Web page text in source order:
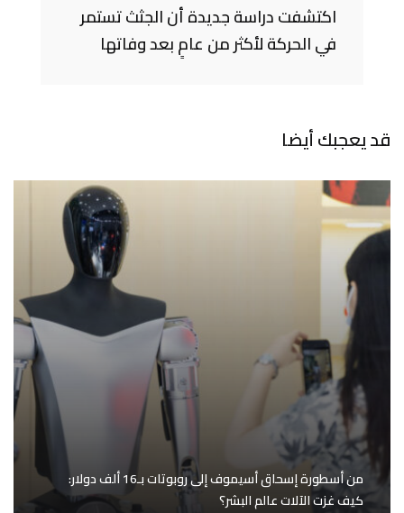
اكتشفت دراسة جديدة أن الجثث تستمر
في الحركة لأكثر من عامٍ بعد وفاتها
قد يعجبك أيضا
من أسطورة إسحاق أسيموف إلى روبوتات بـ16 ألف دولار:
كيف غزت الآلات عالم البشر؟